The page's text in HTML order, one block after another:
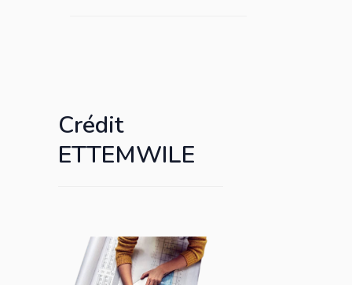
Crédit
ETTEMWILE